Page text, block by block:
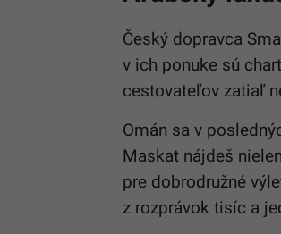
Český dopravca
v ich ponuke sú
cestovateľov zatiaľ
Omán sa v
Maskat nájdeš
pre dobrodružné
z rozprávok tisíc a